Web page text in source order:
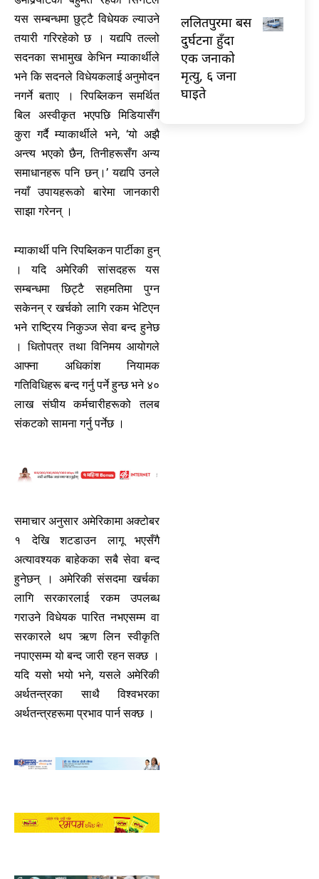
यस सम्बन्धमा छुट्टै विधेयक ल्याउने
तयारी गरिरहेको छ । यद्यपि तल्लो
सदनका सभामुख केभिन म्याकार्थीले
भने कि सदनले विधेयकलाई अनुमोदन
नगर्ने बताए । रिपब्लिकन समर्थित
बिल अस्वीकृत भएपछि मिडियासँग
कुरा गर्दै म्याकार्थीले भने, ‘यो अझै
अन्त्य भएको छैन, तिनीहरूसँग अन्य
समाधानहरू पनि छन्।’ यद्यपि उनले
नयाँ उपायहरूको बारेमा जानकारी
साझा गरेनन् ।
म्याकार्थी पनि रिपब्लिकन पार्टीका हुन्
। यदि अमेरिकी सांसदहरू यस
सम्बन्धमा छिट्टै सहमतिमा पुग्न
सकेनन् र खर्चको लागि रकम भेटिएन
भने राष्ट्रिय निकुञ्ज सेवा बन्द हुनेछ
। धितोपत्र तथा विनिमय आयोगले
आफ्ना अधिकांश नियामक
गतिविधिहरू बन्द गर्नु पर्ने हुन्छ भने ४०
लाख संघीय कर्मचारीहरूको तलब
संकटको सामना गर्नु पर्नेछ ।
समाचार अनुसार अमेरिकामा अक्टोबर
१ देखि शटडाउन लागू भएसँगै
अत्यावश्यक बाहेकका सबै सेवा बन्द
हुनेछन् । अमेरिकी संसदमा खर्चका
लागि सरकारलाई रकम उपलब्ध
गराउने विधेयक पारित नभएसम्म वा
सरकारले थप ऋण लिन स्वीकृति
नपाएसम्म यो बन्द जारी रहन सक्छ ।
यदि यसो भयो भने, यसले अमेरिकी
अर्थतन्त्रका साथै विश्वभरका
अर्थतन्त्रहरूमा प्रभाव पार्न सक्छ ।
ललितपुरमा बस
दुर्घटना हुँदा
एक जनाको
मृत्यु, ६ जना
घाइते